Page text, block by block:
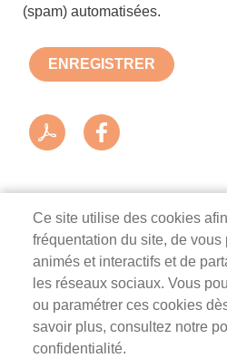
(spam) automatisées.
ENREGISTRER
Ce site utilise des cookies
fréquentation du site, de
animés et interactifs et de
les réseaux sociaux. Vous
ou paramétrer ces cookies
savoir plus, consultez notre
confidentialité.
Mairie de Survilliers
3 rue de la Liberté
95470 Survilliers
Tél. 01 34 68 26 00